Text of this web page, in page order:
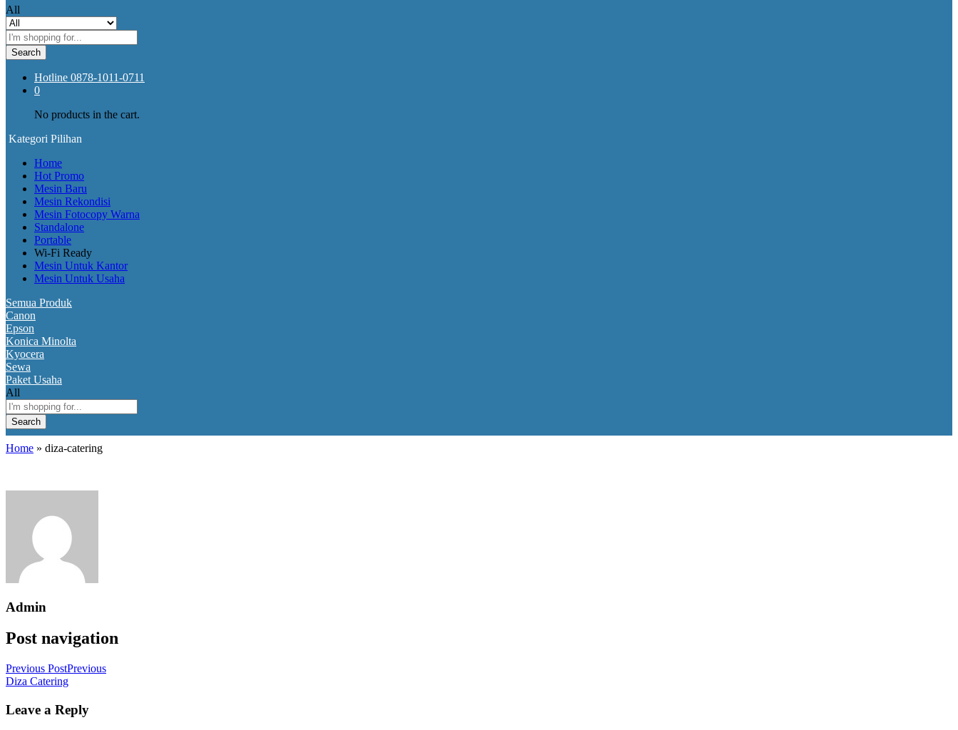
All
Search
Hotline 0878-1011-0711
0
No products in the cart.
Kategori Pilihan
Home
Hot Promo
Mesin Baru
Mesin Rekondisi
Mesin Fotocopy Warna
Standalone
Portable
Wi-Fi Ready
Mesin Untuk Kantor
Mesin Untuk Usaha
Semua Produk
Canon
Epson
Konica Minolta
Kyocera
Sewa
Paket Usaha
All
Search
Home » diza-catering
Admin
Post navigation
Previous PostPrevious
Diza Catering
Leave a Reply